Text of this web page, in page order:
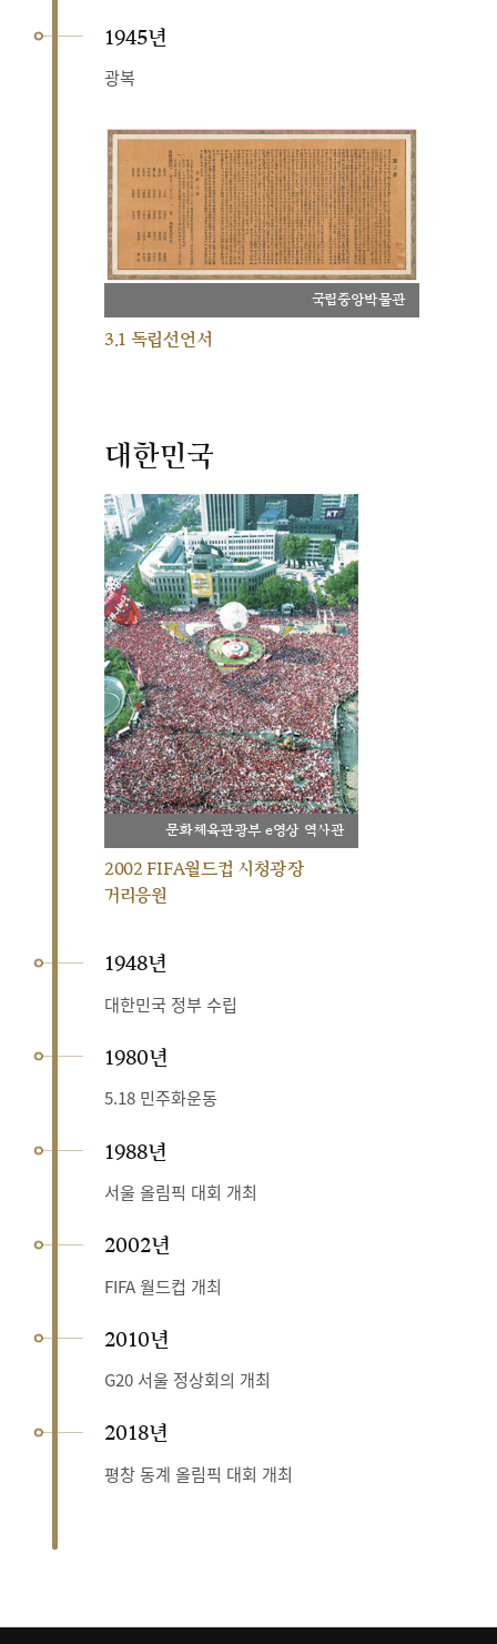
1945년
광복
국립중앙박물관
3.1 독립선언서
대한민국
문화체육관광부 e영상 역사관
2002 FIFA월드컵 시청광장
거리응원
1948년
대한민국 정부 수립
1980년
5.18 민주화운동
1988년
서울 올림픽 대회 개최
2002년
FIFA 월드컵 개최
2010년
G20 서울 정상회의 개최
2018년
평창 동계 올림픽 대회 개최